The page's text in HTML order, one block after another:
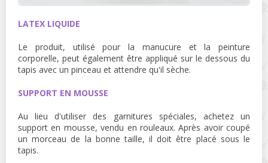
LATEX LIQUIDE
Le produit, utilisé pour la manucure et la peinture
corporelle, peut également être appliqué sur le dessous du
tapis avec un pinceau et attendre qu'il sèche.
SUPPORT EN MOUSSE
Au lieu d'utiliser des garnitures spéciales, achetez un
support en mousse, vendu en rouleaux. Après avoir coupé
un morceau de la bonne taille, il doit être placé sous le
tapis.